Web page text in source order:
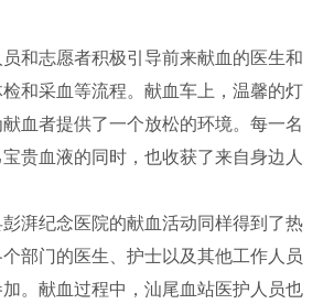
和志愿者积极引导前来献血的医生和
和采血等流程。献血车上，温馨的灯
血者提供了一个放松的环境。每一名
贵血液的同时，也收获了来自身边人
湃纪念医院的献血活动同样得到了热
部门的医生、护士以及其他工作人员
。献血过程中，汕尾血站医护人员也